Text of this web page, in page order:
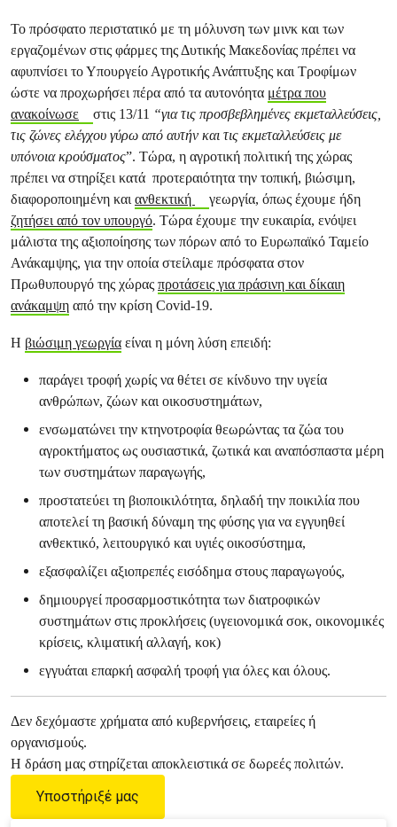
Το πρόσφατο περιστατικό με τη μόλυνση των μινκ και των
εργαζομένων στις φάρμες της Δυτικής Μακεδονίας πρέπει να
αφυπνίσει το Υπουργείο Αγροτικής Ανάπτυξης και Τροφίμων
ώστε να προχωρήσει πέρα από τα αυτονόητα μέτρα που
ανακοίνωσε
στις 13/11 “για τις προσβεβλημένες εκμεταλλεύσεις,
τις ζώνες ελέγχου γύρω από αυτήν και τις εκμεταλλεύσεις με
υπόνοια κρούσματος”. Τώρα, η αγροτική πολιτική της χώρας
πρέπει να στηρίξει κατά προτεραιότητα την τοπική, βιώσιμη,
διαφοροποιημένη καιανθεκτική
γεωργία, όπως έχουμε ήδη
ζητήσει από τον υπουργό. Τώρα έχουμε την ευκαιρία, ενόψει
μάλιστα της αξιοποίησης των πόρων από το Ευρωπαϊκό Ταμείο
Ανάκαμψης, για την οποία στείλαμε πρόσφατα στον
Πρωθυπουργό της χώρας προτάσεις για πράσινη και δίκαιη
ανάκαμψη από την κρίση Covid-19.
Η βιώσιμη γεωργία είναι η μόνη λύση επειδή:
παράγει τροφή χωρίς να θέτει σε κίνδυνο την υγεία
ανθρώπων, ζώων και οικοσυστημάτων,
ενσωματώνει την κτηνοτροφία θεωρώντας τα ζώα του
αγροκτήματος ως ουσιαστικά, ζωτικά και αναπόσπαστα μέρη
των συστημάτων παραγωγής,
προστατεύει τη βιοποικιλότητα, δηλαδή την ποικιλία που
αποτελεί τη βασική δύναμη της φύσης για να εγγυηθεί
ανθεκτικό, λειτουργικό και υγιές οικοσύστημα,
εξασφαλίζει αξιοπρεπές εισόδημα στους παραγωγούς,
δημιουργεί προσαρμοστικότητα των διατροφικών
συστημάτων στις προκλήσεις (υγειονομικά σοκ, οικονομικές
κρίσεις, κλιματική αλλαγή, κοκ)
εγγυάται επαρκή ασφαλή τροφή για όλες και όλους.
Δεν δεχόμαστε χρήματα από κυβερνήσεις, εταιρείες ή
οργανισμούς.
Η δράση μας στηρίζεται αποκλειστικά σε δωρεές πολιτών.
Υποστήριξέ μας